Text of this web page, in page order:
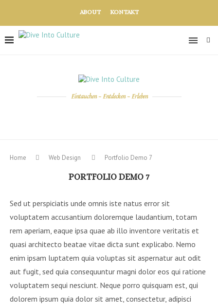
ABOUT KONTAKT
Eintauchen - Entdecken - Erleben
Home Web Design Portfolio Demo 7
PORTFOLIO DEMO 7
Sed ut perspiciatis unde omnis iste natus error sit
voluptatem accusantium doloremque laudantium, totam
rem aperiam, eaque ipsa quae ab illo inventore veritatis et
quasi architecto beatae vitae dicta sunt explicabo. Nemo
enim ipsam luptatem quia voluptas sit aspernatur aut odit
aut fugit, sed quia consequuntur magni dolor eos qui ratione
voluptatem sequi nesciunt. Neque porro quisquam est, qui
dolorem ipsum quia dolor sit amet, consectetur, adipisci